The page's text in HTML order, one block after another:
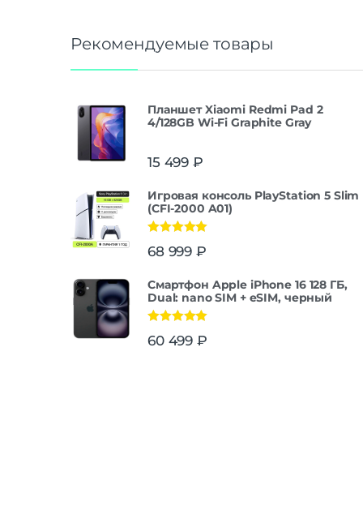
Рекомендуемые товары
Планшет Xiaomi Redmi Pad 2
4/128GB Wi-Fi Graphite Gray
15 499 ₽
Игровая консоль PlayStation 5 Slim
(CFI-2000 A01)
из 5
68 999 ₽
Смартфон Apple iPhone 16 128 ГБ,
Dual: nano SIM + eSIM, черный
из 5
60 499 ₽